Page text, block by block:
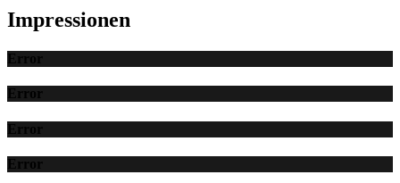
Impressionen
Error
Error
Error
Error